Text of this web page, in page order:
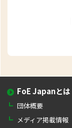
FoE Japanとは
団体概要
メディア掲載情報